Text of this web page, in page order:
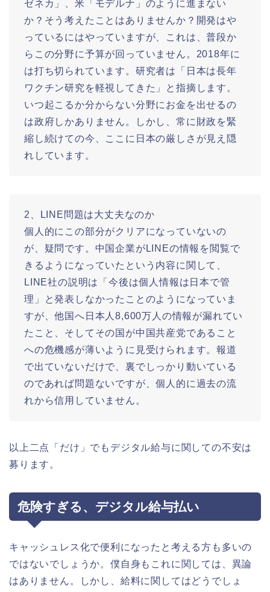
ゼネカ」、米「モデルナ」のように進まない
か？そう考えたことはありませんか？開発はや
っているにはやっていますが、これは、普段か
らこの分野に予算が回っていません。2018年に
は打ち切られています。研究者は「日本は長年
ワクチン研究を軽視してきた」と指摘します。
いつ起こるか分からない分野にお金を出せるの
は政府しかありません。しかし、常に財政を緊
縮し続けての今、ここに日本の厳しさが見え隠
れしています。
2、LINE問題は大丈夫なのか
個人的にこの部分がクリアになっていないの
が、疑問です。中国企業がLINEの情報を閲覧で
きるようになっていたという内容に関して、
LINE社の説明は「今後は個人情報は日本で管
理」と発表しなかったことのようになっていま
すが、他国へ日本人8,600万人の情報が漏れてい
たこと、そしてその国が中国共産党であること
への危機感が薄いように見受けられます。報道
で出ていないだけで、裏でしっかり動いている
のであれば問題ないですが、個人的に過去の流
れから信用していません。
以上二点「だけ」でもデジタル給与に関しての不安は
募ります。
危険すぎる、デジタル給与払い
キャッシュレス化で便利になったと考える方も多いの
ではないでしょうか。僕自身もこれに関しては、異論
はありません。しかし、給料に関してはどうでしょ